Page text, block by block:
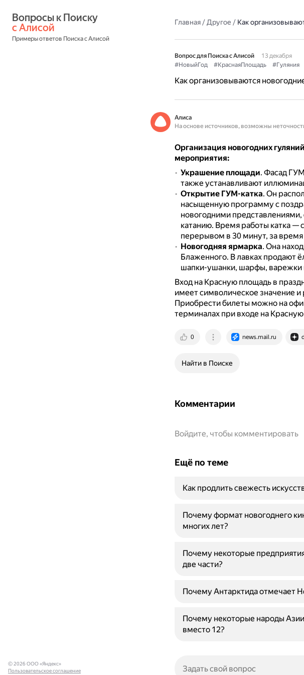
с Алисой
Примеры ответов Поиска с Алисой
Главная/Другое / Как
Вопрос для Поиска с Алисой
13 декабря
#НовыйГод
#КраснаяПлощадь #Гуляния
Как организовываются
Алиса
На основе источников, возможны
Организация новогодних
мероприятия:
Украшение площади. Фасад
также устанавливают
Открытие ГУМ-катка. Он
насыщенную программу с
новогодними
катанию. Время работы катка —
перерывом в 30 минут, за
Новогодняя ярмарка. Она
Блаженного. В лавках продают
шапки-ушанки, шарфы, варежки
Вход на Красную площадь в
имеет символическое значение
Приобрести билеты можно на
терминалах при входе на
0 news.mail.ru
Найти в Поиске
Комментарии
Войдите, чтобы комментировать
Ещё по теме
Как продлить свежесть
Почему формат новогоднего
многих лет?
Почему некоторые
две части?
Почему Антарктида отмечает
Почему некоторые народы
вместо 12?
© 2026 ООО «Яндекс»
Пользовательское соглашение